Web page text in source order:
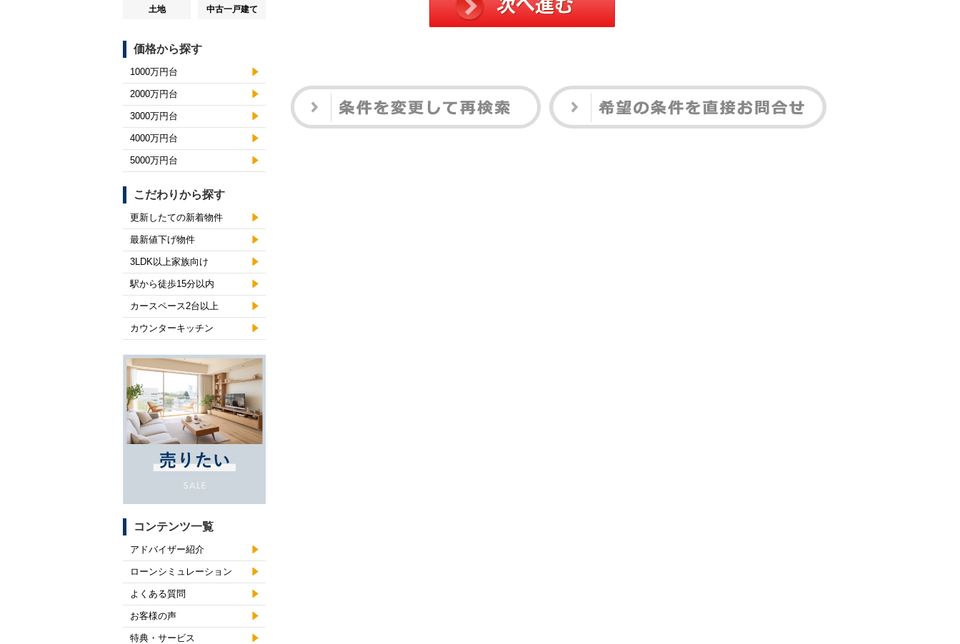
土地 中古一戸建て
価格から探す
1000万円台
2000万円台
3000万円台
4000万円台
5000万円台
こだわりから探す
更新したての新着物件
最新値下げ物件
3LDK以上家族向け
駅から徒歩15分以内
カースペース2台以上
カウンターキッチン
コンテンツ一覧
アドバイザー紹介
ローンシミュレーション
よくある質問
お客様の声
特典・サービス